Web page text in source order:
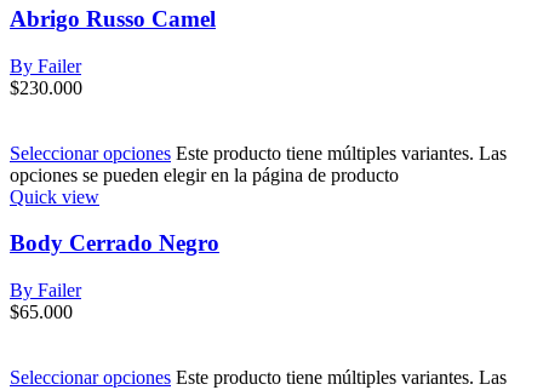
Abrigo Russo Camel
By Failer
$230.000
Seleccionar opciones Este producto tiene múltiples variantes. Las
opciones se pueden elegir en la página de producto
Quick view
Body Cerrado Negro
By Failer
$65.000
Seleccionar opciones Este producto tiene múltiples variantes. Las